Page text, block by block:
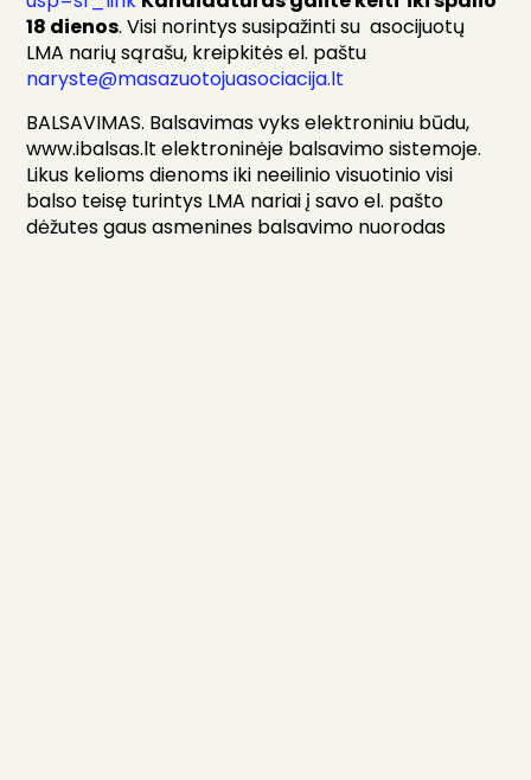
18 dienos. Visi norintys susipažinti su asocijuotų
LMA narių sąrašu, kreipkitės el. paštu
naryste@masazuotojuasociacija.lt
BALSAVIMAS. Balsavimas vyks elektroniniu būdu,
www.ibalsas.lt elektroninėje balsavimo sistemoje.
Likus kelioms dienoms iki neeilinio visuotinio visi
balso teisę turintys LMA nariai į savo el. pašto
dėžutes gaus asmenines balsavimo nuorodas